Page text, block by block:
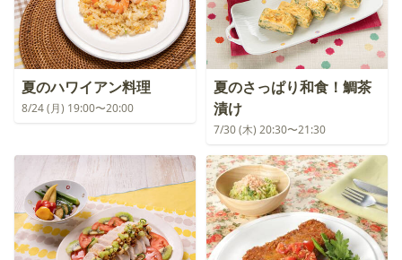
夏のハワイアン料理
8/24 (月) 19:00〜20:00
夏のさっぱり和食！鯛茶
漬け
7/30 (木) 20:30〜21:30